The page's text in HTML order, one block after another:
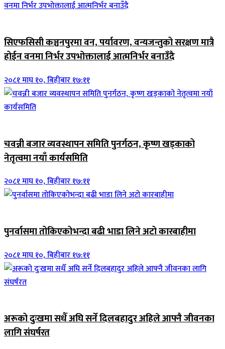
सिएफसिसी कञ्चनपुरमा वन, पर्यावरण, वन्यजन्तुको सरक्षण मात्रै
होईन वनमा निर्भर उपभोक्तालाई आत्मनिर्भर बनाउँदै
२०८१ माघ १०, बिहीबार १७:११
चवन्नी बजार व्यवस्थापन समिति पुनर्गठन, कृष्ण खड्काको
नेतृत्वमा नयाँ कार्यसमिति
२०८१ माघ १०, बिहीबार १७:११
पुनर्वासमा तोकिएकोभन्दा बढी भाडा लिने अटो कारबाहीमा
२०८१ माघ १०, बिहीबार १७:११
अरूको दुःखमा सधैँ अघि सर्ने दिलबहादुर अहिले आफ्नै जीवनका
लागि संघर्षरत